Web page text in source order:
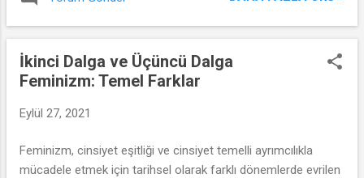
İkinci Dalga ve Üçüncü Dalga
Feminizm: Temel Farklar
Eylül 27, 2021
Feminizm, cinsiyet eşitliği ve cinsiyet temelli ayrımcılıkla
mücadele etmek için tarihsel olarak farklı dönemlerde evrilen